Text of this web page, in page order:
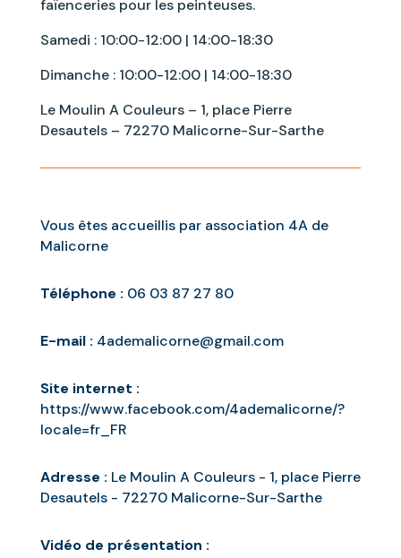
faïenceries pour les peinteuses.
Samedi : 10:00-12:00 | 14:00-18:30
Dimanche : 10:00-12:00 | 14:00-18:30
Le Moulin A Couleurs – 1, place Pierre
Desautels – 72270 Malicorne-Sur-Sarthe
Vous êtes accueillis par association 4A de
Malicorne
Téléphone : 06 03 87 27 80
E-mail : 4ademalicorne@gmail.com
Site internet :
https://www.facebook.com/4ademalicorne/?
locale=fr_FR
Adresse : Le Moulin A Couleurs - 1, place Pierre
Desautels - 72270 Malicorne-Sur-Sarthe
Vidéo de présentation :